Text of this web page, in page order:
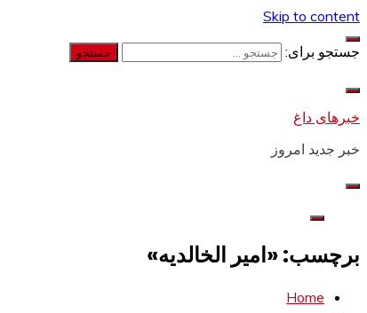
Skip to content
جستجو برای:
خبرهای داغ
خبر جدید امروز
برچسب: «امیر الخالدیه»
Home